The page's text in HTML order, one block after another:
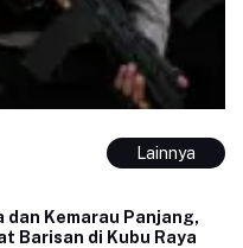
Lainnya
dan Kemarau Panjang,
Barisan di Kubu Raya